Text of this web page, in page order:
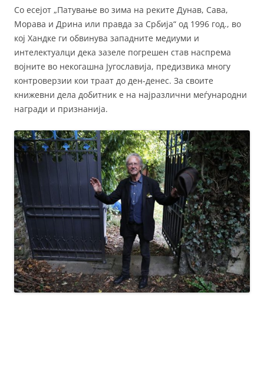
Со есејот „Патување во зима на реките Дунав, Сава,
Морава и Дрина или правда за Србија“ од 1996 год., во
кој Хандке ги обвинува западните медиуми и
интелектуалци дека зазеле погрешен став наспрема
војните во некогашна Југославија, предизвика многу
контроверзии кои траат до ден-денес. За своите
книжевни дела добитник е на најразлични меѓународни
награди и признанија.